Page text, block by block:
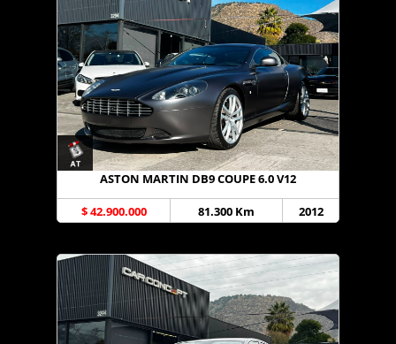
ASTON MARTIN DB9 COUPE 6.0 V12
$ 42.900.000 81.300 Km 2012